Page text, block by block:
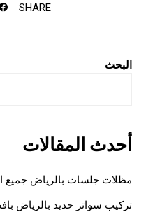
SHARE
البحث
أحدث المقالات
مظلات جلسات بالرياض جميع
تركيب سواتر حديد بالرياض